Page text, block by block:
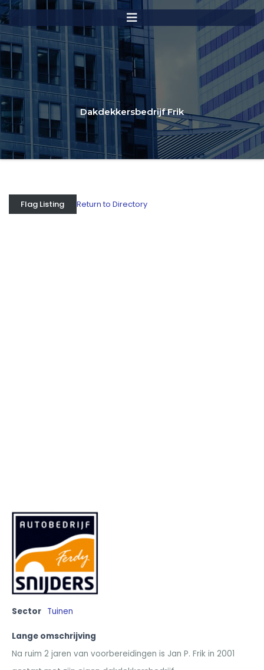
Dakdekkersbedrijf Frik
Flag Listing Return to Directory
Sector Tuinen
Lange omschrijving
Na ruim 2 jaren van voorbereidingen is Jan P. Frik in 2001